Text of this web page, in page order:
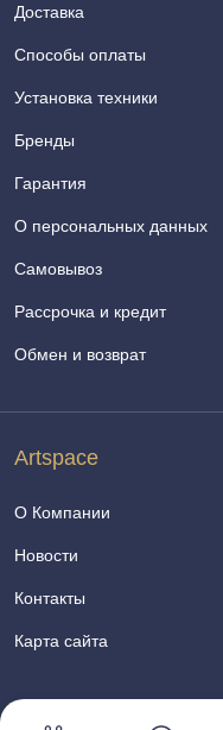
Доставка
Способы оплаты
Установка техники
Бренды
Гарантия
О персональных данных
Самовывоз
Рассрочка и кредит
Обмен и возврат
Artspace
О Компании
Новости
Контакты
Карта сайта